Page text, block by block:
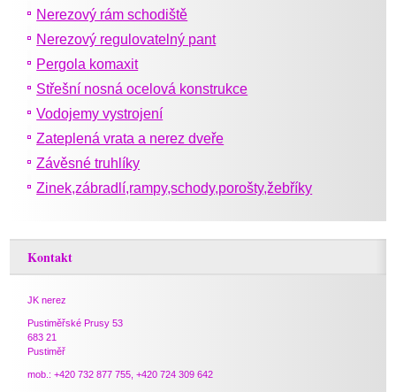
Nerezový rám schodiště
Nerezový regulovatelný pant
Pergola komaxit
Střešní nosná ocelová konstrukce
Vodojemy vystrojení
Zateplená vrata a nerez dveře
Závěsné truhlíky
Zinek,zábradlí,rampy,schody,porošty,žebříky
Kontakt
JK nerez
Pustiměřské Prusy 53
683 21
Pustiměř
mob.: +420 732 877 755, +420 724 309 642